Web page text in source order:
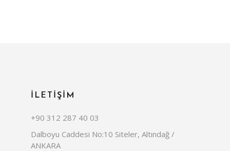
İLETİŞİM
+90 312 287 40 03
Dalboyu Caddesi No:10 Siteler, Altındağ /
ANKARA